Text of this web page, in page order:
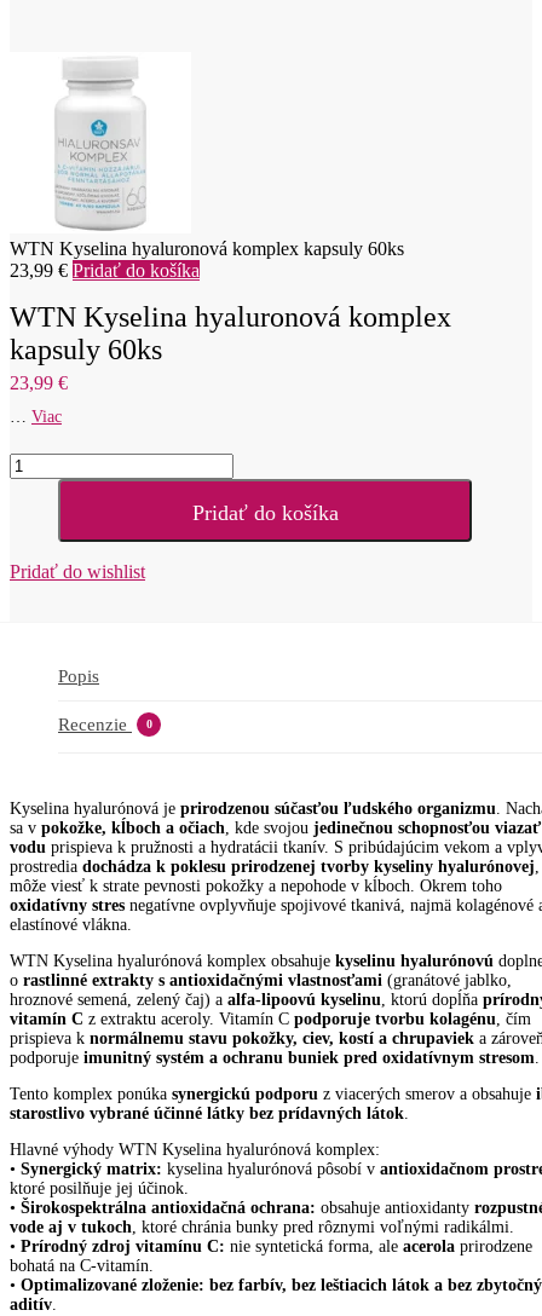
WTN Kyselina hyaluronová komplex kapsuly 60ks
23,99 € Pridať do košíka
WTN Kyselina hyaluronová komplex
kapsuly 60ks
23,99 €
… Viac
množstvo
WTN
kapsuly
Pridať do košíka
Pridať do wishlist
Popis
Recenzie 0
Kyselina hyalurónová je prirodzenou súčasťou ľudského organizmu.
sa v pokožke, kĺboch a očiach, kde svojou jedinečnou schopnosťou viazať
vodu prispieva k pružnosti a hydratácii tkanív. S pribúdajúcim vekom a
prostredia dochádza k poklesu prirodzenej tvorby kyseliny hyalurónovej
môže viesť k strate pevnosti pokožky a nepohode v kĺboch. Okrem toho
oxidatívny stres negatívne ovplyvňuje spojivové tkanivá, najmä kolagénové
elastínové vlákna.
WTN Kyselina hyalurónová komplex obsahuje kyselinu hyalurónovú
o rastlinné extrakty s antioxidačnými vlastnosťami (granátové jablko,
hroznové semená, zelený čaj) a alfa-lipoovú kyselinu, ktorú dopĺňa
vitamín C z extraktu aceroly. Vitamín C podporuje tvorbu kolagénu, čím
prispieva k normálnemu stavu pokožky, ciev, kostí a chrupaviek a
podporuje imunitný systém a ochranu buniek pred oxidatívnym stresom.
Tento komplex ponúka synergickú podporu z viacerých smerov a obsahuje
starostlivo vybrané účinné látky bez prídavných látok.
Hlavné výhody WTN Kyselina hyalurónová komplex:
• Synergický matrix: kyselina hyalurónová pôsobí v antioxidačnom
ktoré posilňuje jej účinok.
• Širokospektrálna antioxidačná ochrana: obsahuje antioxidanty
vode aj v tukoch, ktoré chránia bunky pred rôznymi voľnými radikálmi.
• Prírodný zdroj vitamínu C: nie syntetická forma, ale acerola prirodzene
bohatá na C-vitamín.
• Optimalizované zloženie: bez farbív, bez leštiacich látok a bez
aditív.